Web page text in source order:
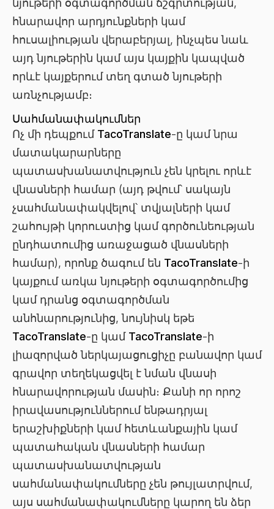
նյութերի օգտագործման ճշգրտության,
հնարավոր արդյունքների կամ
հուսալիության վերաբերյալ, ինչպես նաև
այդ նյութերին կամ այս կայքին կապված
որևէ կայքերում տեղ գտած նյութերի
առնչությամբ։
Սահմանափակումներ
Ոչ մի դեպքում TacoTranslate-ը կամ նրա
մատակարարները
պատասխանատվություն չեն կրելու որևէ
վնասների համար (այդ թվում՝ սակայն
չսահմանափակվելով՝ տվյալների կամ
շահույթի կորուստից կամ գործունեության
ընդհատումից առաջացած վնասների
համար), որոնք ծագում են TacoTranslate-ի
կայքում առկա նյութերի օգտագործումից
կամ դրանց օգտագործման
անհնարությունից, նույնիսկ եթե
TacoTranslate-ը կամ TacoTranslate-ի
լիազորված ներկայացուցիչը բանավոր կամ
գրավոր տեղեկացվել է նման վնասի
հնարավորության մասին։ Քանի որ որոշ
իրավասություններում ենթադրյալ
երաշխիքների կամ հետևանքային կամ
պատահական վնասների համար
պատասխանատվության
սահմանափակումները չեն թույլատրվում,
այս սահմանափակումները կարող են ձեր